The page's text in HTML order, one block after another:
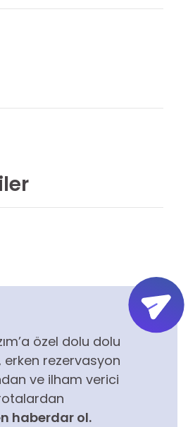
özel dolu dolu
rezervasyon
ve ilham verici
haberdar ol.